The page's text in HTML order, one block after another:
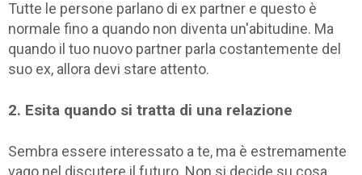
Tutte le persone parlano di ex partner e questo è
normale fino a quando non diventa un'abitudine. Ma
quando il tuo nuovo partner parla costantemente del
suo ex, allora devi stare attento.
2. Esita quando si tratta di una relazione
Sembra essere interessato a te, ma è estremamente
vago nel discutere il futuro. Non si decide su cosa